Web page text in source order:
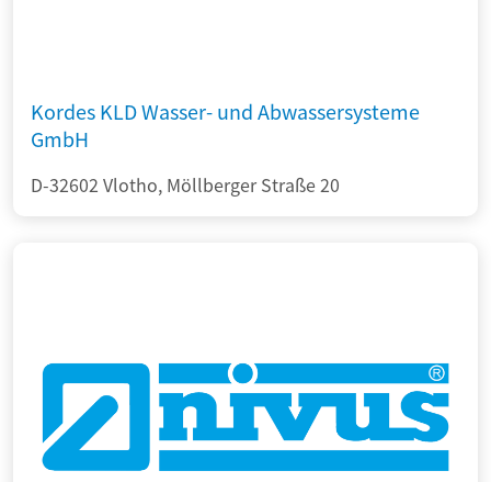
Kordes KLD Wasser- und Abwassersysteme
GmbH
D-32602 Vlotho, Möllberger Straße 20